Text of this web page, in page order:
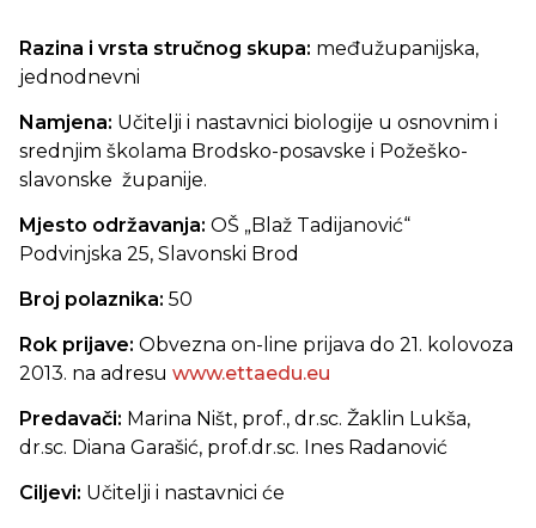
Razina i vrsta stručnog skupa: međužupanijska,
jednodnevni
Namjena: Učitelji i nastavnici biologije u osnovnim i
srednjim školama Brodsko-posavske i Požeško-
slavonske županije.
Mjesto održavanja: OŠ „Blaž Tadijanović“
Podvinjska 25, Slavonski Brod
Broj polaznika: 50
Rok prijave: Obvezna on-line prijava do 21. kolovoza
2013. na adresu www.ettaedu.eu
Predavači: Marina Ništ, prof., dr.sc. Žaklin Lukša,
dr.sc. Diana Garašić, prof.dr.sc. Ines Radanović
Ciljevi: Učitelji i nastavnici će